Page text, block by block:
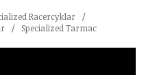
Racercyklar
/
/ Specialized Tarmac